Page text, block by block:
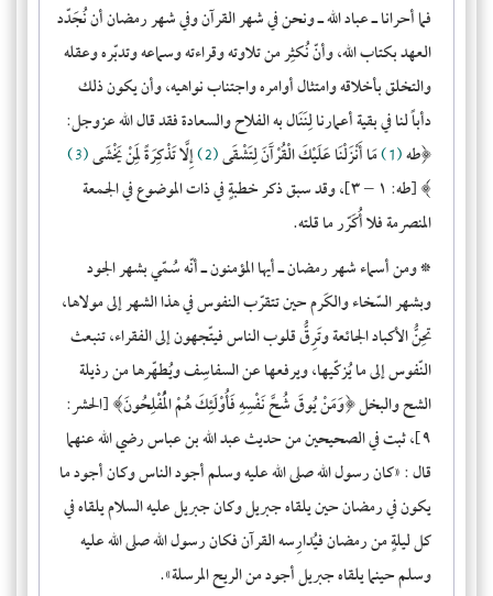
فما أحرانا ـ عباد الله ـ ونحن في شهر القرآن وفي شهر رمضان أن نُجَدّد
العهد بكتاب الله، وأنّ نُكثِر من تلاوته وقراءته وسماعه وتدبّره وعقله
والتخلق بأخلاقه وامتثال أوامره واجتناب نواهيه، وأن يكون ذلك
دأباً لنا في بقية أعمارنا لِنَنَال به الفلاح والسعادة فقد قال الله عزوجل:
﴿طه(1) مَا أَنْزَلْنَا عَلَيْكَ الْقُرْآَنَ لِتَشْقَى(2) إِلَّا تَذْكِرَةً لِمَنْ يَخْشَى(3)
﴾ [طه: ١ – ٣]، وقد سبق ذكر خطبةٍ في ذات الموضوع في الجمعة
المنصرمة فلا أُكَرّر ما قلته.
* ومن أسماء شهر رمضان ـ أيها المؤمنون ـ أنّه سُمّيبشهر الجود
وبشهر السّخاء والكَرمحين تتقرّب النفوس في هذا الشهر إلى مولاها،
تحِنُّ الأكباد الجائعة وتَرِقُّ قلوب الناس فيتّجهون إلى الفقراء، تنبعث
النّفوس إلى ما يُزكّيها، ويرفعها عن السفاسِف ويُطهّرها من رذيلة
الشح والبخل ﴿وَمَنْ يُوقَ شُحَّ نَفْسِهِ فَأُوْلَئِكَ هُمْ الْمُفْلِحُونَ﴾ [الحشر:
٩]، ثبت في الصحيحين من حديث عبد الله بن عباس رضي الله عنهما
قال : «كان رسول الله صلى الله عليه وسلم أجود الناس وكان أجود ما
يكون في رمضان حين يلقاه جبريل وكان جبريل عليه السلام يلقاه في
كل ليلةٍ من رمضان فيُدارِسه القرآن فكان رسول الله صلى الله عليه
وسلم حينما يلقاه جبريل أجود من الريح المرسلة».